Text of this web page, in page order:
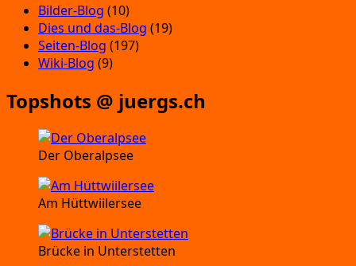
Bilder-Blog (10)
Dies und das-Blog (19)
Seiten-Blog (197)
Wiki-Blog (9)
Topshots @ juergs.ch
Der Oberalpsee
Am Hüttwiilersee
Brücke in Unterstetten